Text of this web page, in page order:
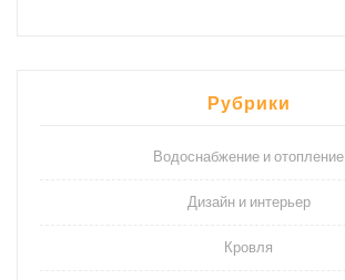
Рубрики
Водоснабжение и отопление
Дизайн и интерьер
Кровля